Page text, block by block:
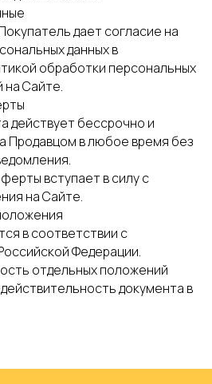
дает согласие на
данных в
обработки персональных
на Сайте.
действует бессрочно и
Продавцом в любое время без
вступает в силу с
на Сайте.
в соответствии с
Федерации.
отдельных положений
документа в
данных